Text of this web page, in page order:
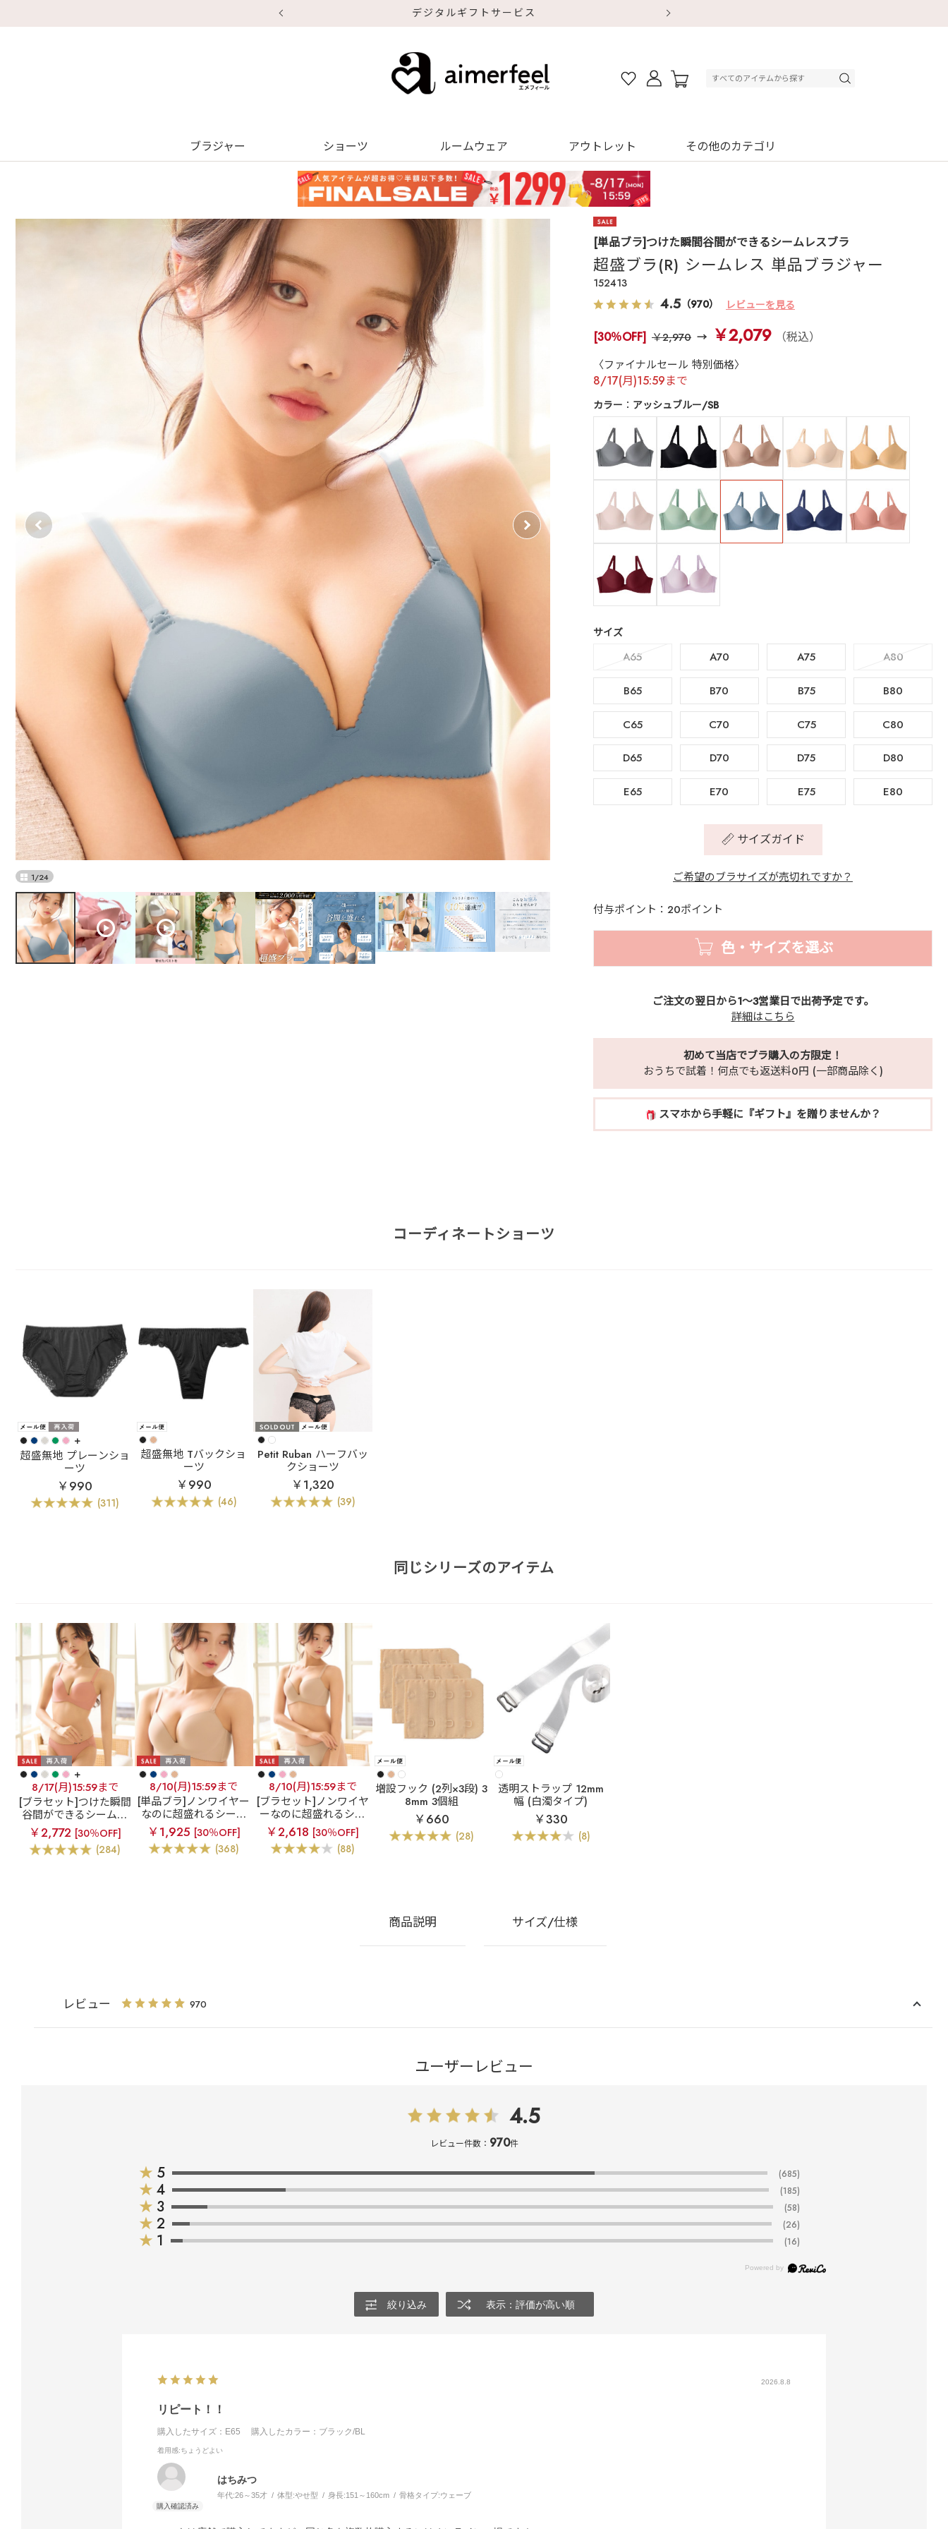
デジタルギフトサービス
ブラジャー ショーツ ルームウェア アウトレット その他のカテゴリ
1/24
[単品ブラ]つけた瞬間谷間ができるシームレスブラ
超盛ブラ(R) シームレス 単品ブラジャー
152413
4.5 （970） レビューを見る
[30％OFF] ￥2,970 ￥2,079 （税込）
〈ファイナルセール 特別価格〉
8/17(月)15:59まで
カラー アッシュブルー/SB
サイズ
A65 A70 A75 A80
B65 B70 B75 B80
C65 C70 C75 C80
D65 D70 D75 D80
E65 E70 E75 E80
サイズガイド
ご希望のブラサイズが売切れですか？
付与ポイント：20ポイント
色・サイズを選ぶ
ご注文の翌日から1～3営業日で出荷予定です。
詳細はこちら
初めて当店でブラ購入の方限定！
おうちで試着！何点でも返送料0円 (一部商品除く)
スマホから手軽に『ギフト』を贈りませんか？
コーディネートショーツ
+
超盛無地 プレーンショ
ーツ
￥990
(311)
超盛無地 Tバックショ
ーツ
￥990
(46)
Petit Ruban ハーフバッ
クショーツ
￥1,320
(39)
同じシリーズのアイテム
+
8/17(月)15:59まで
[ブラセット]つけた瞬間
谷間ができるシームレ
スブラ
超盛ブラ(R) シ
ームレス ブラジャー&
ショーツ
￥2,772 [30％OFF]
(284)
8/10(月)15:59まで
[単品ブラ]ノンワイヤー
なのに超盛れるシーム
レスブラ
【WEB限
定】ノンワイヤー 超盛
ブラ(R) シームレス 単
￥1,925 [30％OFF]
(368)
8/10(月)15:59まで
[ブラセット]ノンワイヤ
ーなのに超盛れるシー
ムレスブラ
【WEB限
定】ノンワイヤー 超盛
ブラ(R) シームレス ブ
￥2,618 [30％OFF]
(88)
増設フック (2列×3段) 3
8mm 3個組
￥660
(28)
透明ストラップ 12mm
幅 (白濁タイプ)
￥330
(8)
商品説明 サイズ/仕様
レビュー 970
ユーザーレビュー
4.5
レビュー件数： 970件
★ 5 (685)
★ 4 (185)
★ 3 (58)
★ 2 (26)
★ 1 (16)
絞り込み 表示：評価が高い順
2026.8.8
リピート！！
購入したサイズ：E65 購入したカラー：ブラック/BL
着用感:ちょうどよい
はちみつ
年代:26～35才 体型:やせ型 身長:151～160cm 骨格タイプ:ウェーブ